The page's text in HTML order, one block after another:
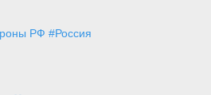
РФ #Россия